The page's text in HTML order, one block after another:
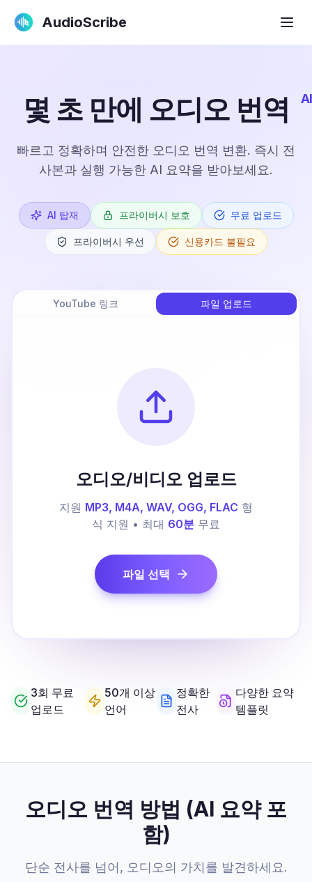
AudioScribe
몇 초 만에 오디오 번역 AI
빠르고 정확하며 안전한 오디오 번역 변환. 즉시 전
사본과 실행 가능한 AI 요약을 받아보세요.
AI 탑재 프라이버시 보호 무료 업로드
프라이버시 우선 신용카드 불필요
YouTube 링크 파일 업로드
오디오/비디오 업로드
지원 MP3, M4A, WAV, OGG, FLAC 형
식 지원 • 최대 60분 무료
파일 선택
3회 무료
업로드
50개 이상
언어
정확한
전사
다양한 요약
템플릿
오디오 번역 방법 (AI 요약 포
함)
단순 전사를 넘어, 오디오의 가치를 발견하세요.